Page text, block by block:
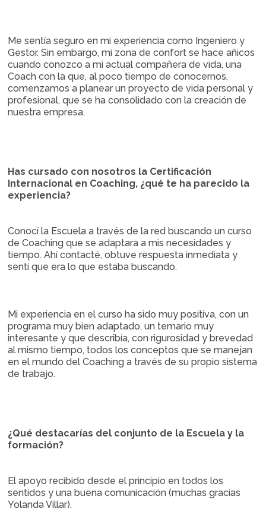
Me sentía seguro en mi experiencia como Ingeniero y
Gestor. Sin embargo, mi zona de confort se hace añicos
cuando conozco a mi actual compañera de vida, una
Coach con la que, al poco tiempo de conocernos,
comenzamos a planear un proyecto de vida personal y
profesional, que se ha consolidado con la creación de
nuestra empresa.
Has cursado con nosotros la Certificación
Internacional en Coaching, ¿qué te ha parecido la
experiencia?
Conocí la Escuela a través de la red buscando un curso
de Coaching que se adaptara a mis necesidades y
tiempo. Ahí contacté, obtuve respuesta inmediata y
sentí que era lo que estaba buscando.
Mi experiencia en el curso ha sido muy positiva, con un
programa muy bien adaptado, un temario muy
interesante y que describía, con rigurosidad y brevedad
al mismo tiempo, todos los conceptos que se manejan
en el mundo del Coaching a través de su propio sistema
de trabajo.
¿Qué destacarías del conjunto de la Escuela y la
formación?
El apoyo recibido desde el principio en todos los
sentidos y una buena comunicación (muchas gracias
Yolanda Villar).